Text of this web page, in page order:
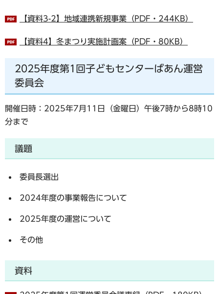
【資料3-2】地域連携新規事業（PDF・244KB）
【資料4】冬まつり実施計画案（PDF・80KB）
2025年度第1回子どもセンターばあん運営
委員会
開催日時：2025年7月11日（金曜日）午後7時から8時10
分まで
議題
委員長選出
2024年度の事業報告について
2025年度の運営について
その他
資料